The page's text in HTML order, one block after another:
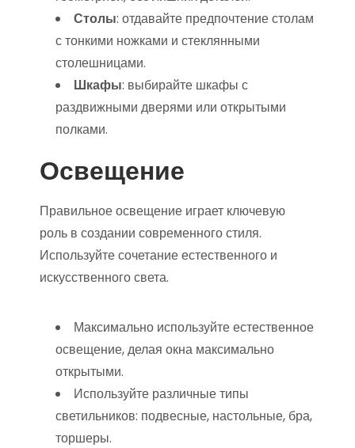
Столы: отдавайте предпочтение столам
с тонкими ножками и стеклянными
столешницами.
Шкафы: выбирайте шкафы с
раздвижными дверями или открытыми
полками.
Освещение
Правильное освещение играет ключевую
роль в создании современного стиля.
Используйте сочетание естественного и
искусственного света.
Максимально используйте естественное
освещение, делая окна максимально
открытыми.
Используйте различные типы
светильников: подвесные, настольные, бра,
торшеры.